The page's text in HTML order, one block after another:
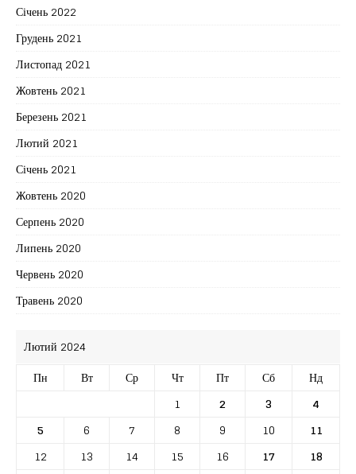
Січень 2022
Грудень 2021
Листопад 2021
Жовтень 2021
Березень 2021
Лютий 2021
Січень 2021
Жовтень 2020
Серпень 2020
Липень 2020
Червень 2020
Травень 2020
Лютий 2024
Пн
Вт Ср Чт Пт Сб
Нд
1
2 3
4
5
6 7 8 9 10
11
12
13 14 15 16 17
18